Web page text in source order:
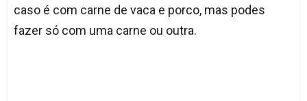
caso é com carne de vaca e porco, mas podes
fazer só com uma carne ou outra.